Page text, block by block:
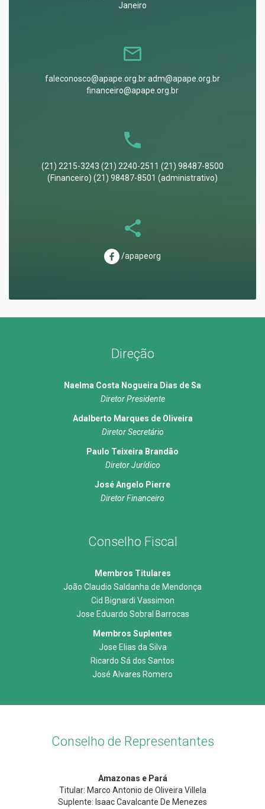
Janeiro
faleconosco@apape.org.br adm@apape.org.br
financeiro@apape.org.br
(21) 2215-3243 (21) 2240-2511 (21) 98487-8500
(Financeiro) (21) 98487-8501 (administrativo)
/apapeorg
Direção
Naelma Costa Nogueira Dias de Sa
Diretor Presidente
Adalberto Marques de Oliveira
Diretor Secretário
Paulo Teixeira Brandão
Diretor Jurídico
José Angelo Pierre
Diretor Financeiro
Conselho Fiscal
Membros Titulares
João Claudio Saldanha de Mendonça
Cid Bignardi Vassimon
Jose Eduardo Sobral Barrocas
Membros Suplentes
Jose Elias da Silva
Ricardo Sá dos Santos
José Alvares Romero
Conselho de Representantes
Amazonas e Pará
Titular: Marco Antonio de Oliveira Villela
Suplente: Isaac Cavalcante De Menezes